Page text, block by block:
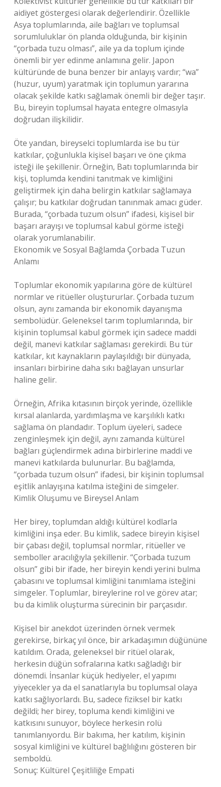
aidiyet göstergesi olarak değerlendirir. Özellikle
Asya toplumlarında, aile bağları ve toplumsal
sorumluluklar ön planda olduğunda, bir kişinin
“çorbada tuzu olması”, aile ya da toplum içinde
önemli bir yer edinme anlamına gelir. Japon
kültüründe de buna benzer bir anlayış vardır; “wa”
(huzur, uyum) yaratmak için toplumun yararına
olacak şekilde katkı sağlamak önemli bir değer taşır.
Bu, bireyin toplumsal hayata entegre olmasıyla
doğrudan ilişkilidir.
Öte yandan, bireyselci toplumlarda ise bu tür
katkılar, çoğunlukla kişisel başarı ve öne çıkma
isteği ile şekillenir. Örneğin, Batı toplumlarında bir
kişi, toplumda kendini tanıtmak ve kimliğini
geliştirmek için daha belirgin katkılar sağlamaya
çalışır; bu katkılar doğrudan tanınmak amacı güder.
Burada, “çorbada tuzum olsun” ifadesi, kişisel bir
başarı arayışı ve toplumsal kabul görme isteği
olarak yorumlanabilir.
Ekonomik ve Sosyal Bağlamda Çorbada Tuzun
Anlamı
Toplumlar ekonomik yapılarına göre de kültürel
normlar ve ritüeller oluştururlar. Çorbada tuzum
olsun, aynı zamanda bir ekonomik dayanışma
sembolüdür. Geleneksel tarım toplumlarında, bir
kişinin toplumsal kabul görmek için sadece maddi
değil, manevi katkılar sağlaması gerekirdi. Bu tür
katkılar, kıt kaynakların paylaşıldığı bir dünyada,
insanları birbirine daha sıkı bağlayan unsurlar
haline gelir.
Örneğin, Afrika kıtasının birçok yerinde, özellikle
kırsal alanlarda, yardımlaşma ve karşılıklı katkı
sağlama ön plandadır. Toplum üyeleri, sadece
zenginleşmek için değil, aynı zamanda kültürel
bağları güçlendirmek adına birbirlerine maddi ve
manevi katkılarda bulunurlar. Bu bağlamda,
“çorbada tuzum olsun” ifadesi, bir kişinin toplumsal
eşitlik anlayışına katılma isteğini de simgeler.
Kimlik Oluşumu ve Bireysel Anlam
Her birey, toplumdan aldığı kültürel kodlarla
kimliğini inşa eder. Bu kimlik, sadece bireyin kişisel
bir çabası değil, toplumsal normlar, ritüeller ve
semboller aracılığıyla şekillenir. “Çorbada tuzum
olsun” gibi bir ifade, her bireyin kendi yerini bulma
çabasını ve toplumsal kimliğini tanımlama isteğini
simgeler. Toplumlar, bireylerine rol ve görev atar;
bu da kimlik oluşturma sürecinin bir parçasıdır.
Kişisel bir anekdot üzerinden örnek vermek
gerekirse, birkaç yıl önce, bir arkadaşımın düğününe
katıldım. Orada, geleneksel bir ritüel olarak,
herkesin düğün sofralarına katkı sağladığı bir
dönemdi. İnsanlar küçük hediyeler, el yapımı
yiyecekler ya da el sanatlarıyla bu toplumsal olaya
katkı sağlıyorlardı. Bu, sadece fiziksel bir katkı
değildi; her birey, topluma kendi kimliğini ve
katkısını sunuyor, böylece herkesin rolü
tanımlanıyordu. Bir bakıma, her katılım, kişinin
sosyal kimliğini ve kültürel bağlılığını gösteren bir
semboldü.
Sonuç: Kültürel Çeşitliliğe Empati